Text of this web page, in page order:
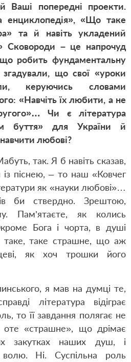
попередні проекти.
енциклопедія», «Що таке
та й навіть укладений
Сковороди – це напрочуд
робить фундаментальну
що свої «уроки
керуючись словами
«Навчіть їх любити, а не
Чи є література
буття» для України й
любові?
так. Я б навіть сказав,
піснею, – то наш «Ковчег
як «науки любові»…
би ствердно. Зрештою,
Пам’ятаєте, як колись
Бога і чорта, в душі
таке страшне, що аж
як хоч трошки його
я мав на думці те,
література відіграє
то її завдання полягає не
«страшне», що дрімає
закутках наших душ, і
Ні. Суспільна роль